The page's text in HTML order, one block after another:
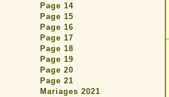
Page 14
Page 15
Page 16
Page 17
Page 18
Page 19
Page 20
Page 21
Mariages 2021